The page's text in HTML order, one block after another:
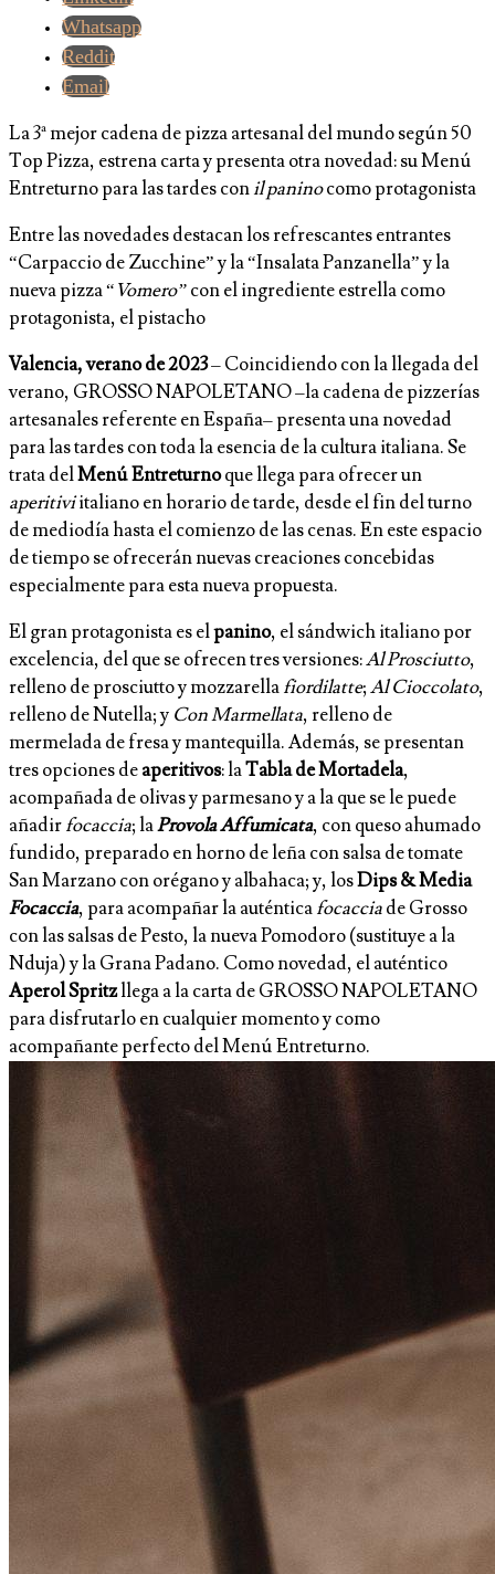
Whatsapp
Reddit
Email
La 3ª mejor cadena de pizza artesanal del mundo según 50
Top Pizza, estrena carta y presenta otra novedad: su Menú
Entreturno para las tardes conil paninocomo protagonista
Entre las novedades destacan los refrescantes entrantes
“Carpaccio de Zucchine” y la “Insalata Panzanella” y la
nueva pizza “Vomero”con el ingrediente estrella como
protagonista, el pistacho
Valencia, verano de 2023– Coincidiendo con la llegada del
verano, GROSSO NAPOLETANO –la cadena de pizzerías
artesanales referente en España– presenta una novedad
para las tardes con toda la esencia de la cultura italiana. Se
trata delMenú Entreturnoque llega para ofrecer un
aperitiviitaliano en horario de tarde, desde el fin del turno
de mediodía hasta el comienzo de las cenas. En este espacio
de tiempo se ofrecerán nuevas creaciones concebidas
especialmente para esta nueva propuesta.
El gran protagonista es elpanino, el sándwich italiano por
excelencia, del que se ofrecen tres versiones:Al Prosciutto,
relleno de prosciutto y mozzarellafiordilatte;Al Cioccolato,
relleno de Nutella; y Con Marmellata, relleno de
mermelada de fresa y mantequilla. Además, se presentan
tres opciones deaperitivos: laTabla de Mortadela,
acompañada de olivas y parmesano y a la que se le puede
añadirfocaccia; laProvola Affumicata, con queso ahumado
fundido, preparado en horno de leña con salsa de tomate
San Marzano con orégano y albahaca; y, losDips & Media
Focaccia, para acompañar la auténticafocacciade Grosso
con las salsas de Pesto, la nueva Pomodoro (sustituye a la
Nduja) y la Grana Padano. Como novedad, el auténtico
Aperol Spritzllega a la carta de GROSSO NAPOLETANO
para disfrutarlo en cualquier momento y como
acompañante perfecto del Menú Entreturno.